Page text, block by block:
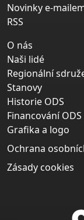
Novinky e-
RSS
O nás
Naši lidé
Regionální
Stanovy
Historie ODS
Financování ODS
Grafika a logo
Ochrana
Zásady cookies